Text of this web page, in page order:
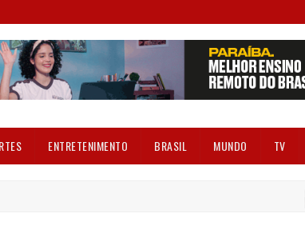
ENTRETENIMENTO BRASIL MUNDO TV